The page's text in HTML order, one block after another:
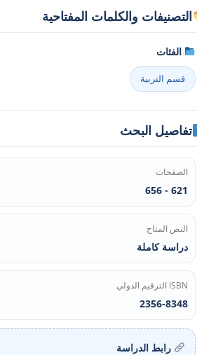
التصنيفات والكلمات المفتاحية
الفئات
قسم التربية
تفاصيل البحث
الصفحات
621 - 656
النص المتاح
دراسة كاملة
ISBN الترقيم الدولي
2356-8348
رابط الدراسة